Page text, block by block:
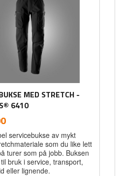
MED STRETCH -
6410
mva.
servicebukse av mykt
som du like lett
turer som på jobb. Buksen
bruk i service, transport,
eller lignende.